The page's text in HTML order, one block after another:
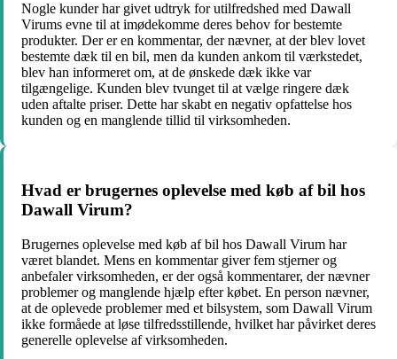
Nogle kunder har givet udtryk for utilfredshed med Dawall
Virums evne til at imødekomme deres behov for bestemte
produkter. Der er en kommentar, der nævner, at der blev lovet
bestemte dæk til en bil, men da kunden ankom til værkstedet,
blev han informeret om, at de ønskede dæk ikke var
tilgængelige. Kunden blev tvunget til at vælge ringere dæk
uden aftalte priser. Dette har skabt en negativ opfattelse hos
kunden og en manglende tillid til virksomheden.
Hvad er brugernes oplevelse med køb af bil hos
Dawall Virum?
Brugernes oplevelse med køb af bil hos Dawall Virum har
været blandet. Mens en kommentar giver fem stjerner og
anbefaler virksomheden, er der også kommentarer, der nævner
problemer og manglende hjælp efter købet. En person nævner,
at de oplevede problemer med et bilsystem, som Dawall Virum
ikke formåede at løse tilfredsstillende, hvilket har påvirket deres
generelle oplevelse af virksomheden.